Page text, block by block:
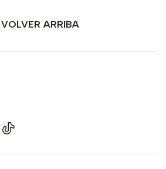
VOLVER ARRIBA